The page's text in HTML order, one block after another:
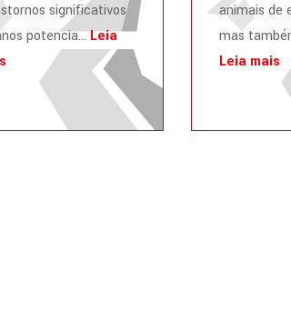
significativos
potencia...Leia
animais de
mas
Leia mais